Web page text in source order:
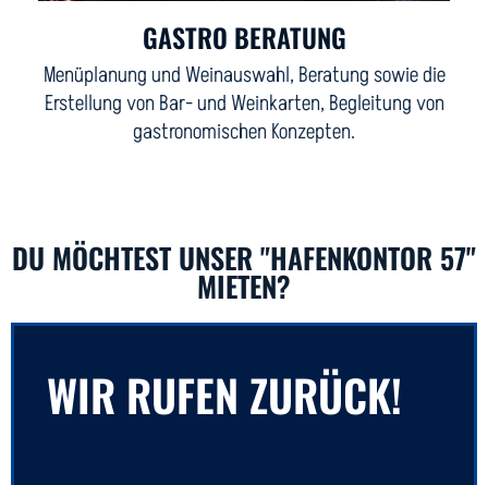
GASTRO BERATUNG
Menüplanung und Weinauswahl, Beratung sowie die
Erstellung von Bar- und Weinkarten, Begleitung von
gastronomischen Konzepten.
DU MÖCHTEST UNSER "HAFENKONTOR 57"
MIETEN?
Wir
rufen
WIR RUFEN ZURÜCK!